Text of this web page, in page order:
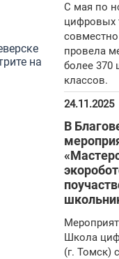
на
С мая по
цифровых
провела
более 370
классов.
24.11.2025
В
Школа
(г. Томск)